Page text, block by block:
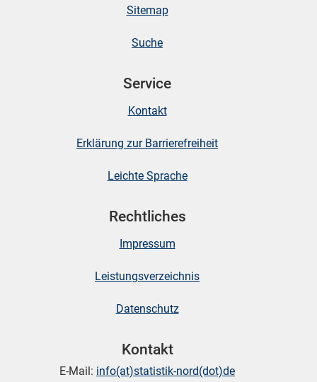
Sitemap
Suche
Service
Kontakt
Erklärung zur Barrierefreiheit
Leichte Sprache
Rechtliches
Impressum
Leistungsverzeichnis
Datenschutz
Kontakt
E-Mail: info(at)statistik-nord(dot)de